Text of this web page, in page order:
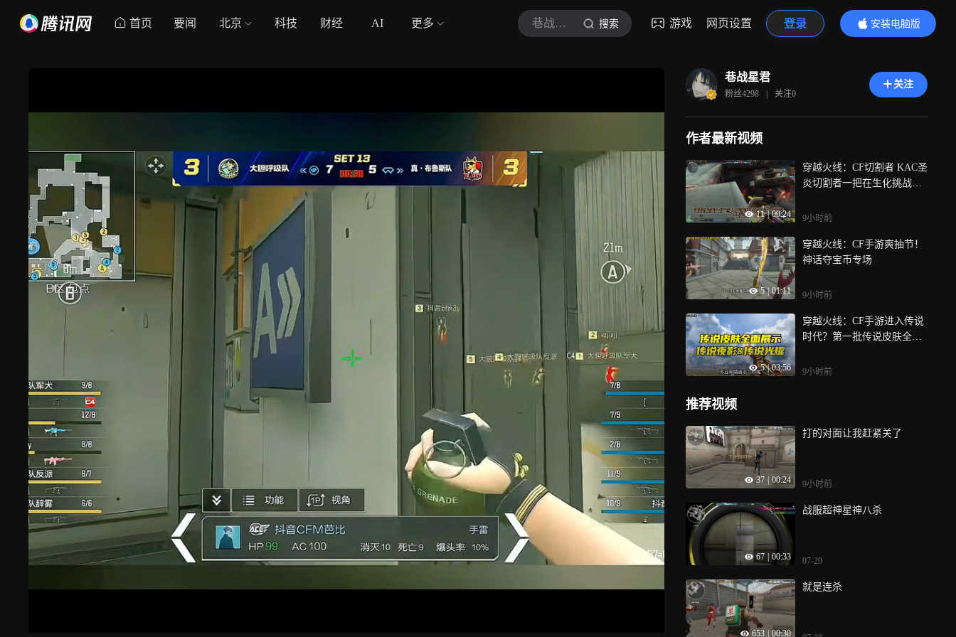
首页 要闻 北京 科技 财经 AI 更多 巷战星君 搜索 游戏 网页设置 登录
安装电脑版
内容更精彩
巷战星君
粉丝4298 | 关注0
关注
作者最新视频
11 | 00:24
穿越火线：CF切割者 KAC圣
炎切割者一把在生化挑战都
9小时前
5 | 01:11
穿越火线：CF手游爽抽节！
神话夺宝币专场
9小时前
5 | 03:56
穿越火线：CF手游进入传说
时代？第一批传说皮肤全方
9小时前
推荐视频
37 00:24
打的对面让我赶紧关了
9小时前
67 00:33
战服超神星神八杀
07-29
653 00:30
就是连杀